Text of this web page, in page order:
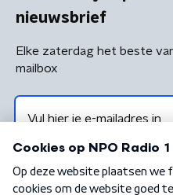
nieuwsbrief
Elke zaterdag het beste
mailbox